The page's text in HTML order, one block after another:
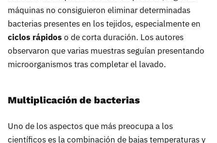
máquinas no consiguieron eliminar determinadas
bacterias presentes en los tejidos, especialmente en
ciclos rápidos o de corta duración. Los autores
observaron que varias muestras seguían presentando
microorganismos tras completar el lavado.
Multiplicación de bacterias
Uno de los aspectos que más preocupa a los
científicos es la combinación de bajas temperaturas y